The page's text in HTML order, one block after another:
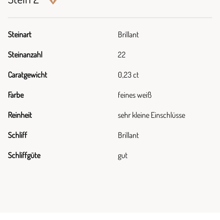
Steinart Brillant
Steinanzahl 22
Caratgewicht 0,23 ct
Farbe feines weiß
Reinheit sehr kleine Einschlüsse
Schliff Brillant
Schliffgüte gut